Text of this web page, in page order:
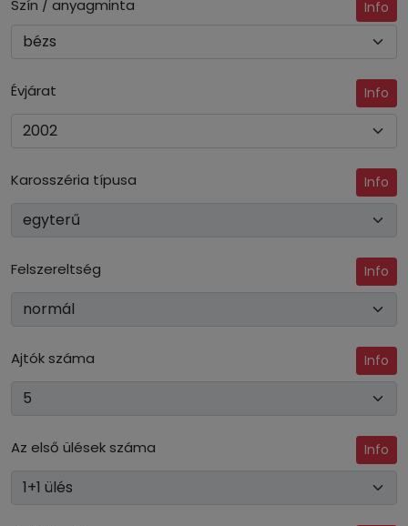
Szín / anyagminta Info
Évjárat Info
Karosszéria típusa Info
Felszereltség Info
Ajtók száma Info
Az első ülések száma Info